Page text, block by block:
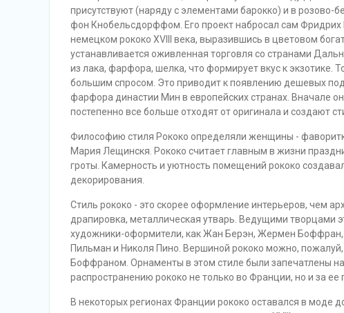
присутствуют (наряду с элементами барокко) и в
фон Кнобельсдорффом. Его проект набросал сам Фридрих
немецком рококо XVIII века, выразившись в цветовом
устанавливается оживленная торговля со странами
из лака, фарфора, шелка, что формирует вкус к экзотике.
большим спросом. Это приводит к появлению дешевых
фарфора династии Мин в европейских странах. Вначале
постепенно все больше отходят от оригинала и создают
Философию стиля Рококо определяли женщины -
Мария Лещинскя. Рококо считает главным в жизни
гроты. Камерность и уютность помещений рококо
декорирования.
Стиль рококо - это скорее оформление интерьеров, чем
драпировка, металлическая утварь. Ведущими творцами
художники-оформители, как Жан Берэн, Жермен
Пильман и Николя Пино. Вершиной рококо можно,
Боффраном. Орнаменты в этом стиле были запечатлены
распространению рококо не только во Франции, но и за ее
В некоторых регионах Франции рококо оставался в моде